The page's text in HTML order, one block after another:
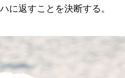
に返すことを決断する。